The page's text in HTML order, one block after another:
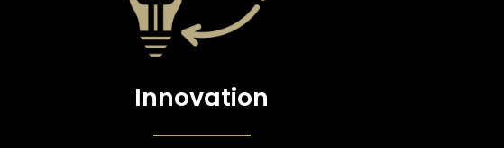
Innovation